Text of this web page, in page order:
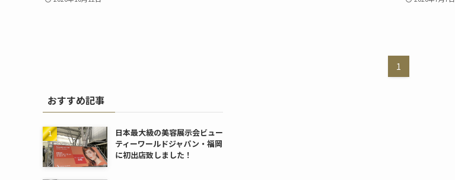
1
おすすめ記事
日本最大級の美容展示会ビュー
ティーワールドジャパン・福岡
に初出店致しました！